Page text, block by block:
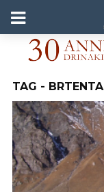
TAG - BRTENTA